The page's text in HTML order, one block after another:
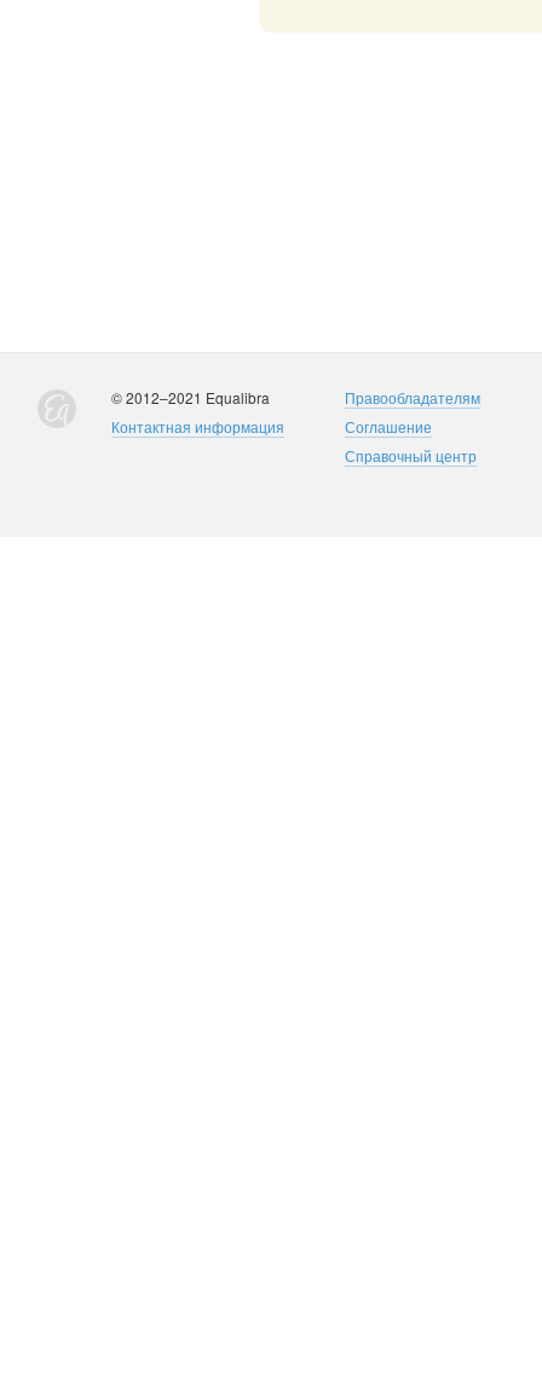
© 2012–2021 Equalibra
Контактная информация
Правообладателям
Соглашение
Справочный центр